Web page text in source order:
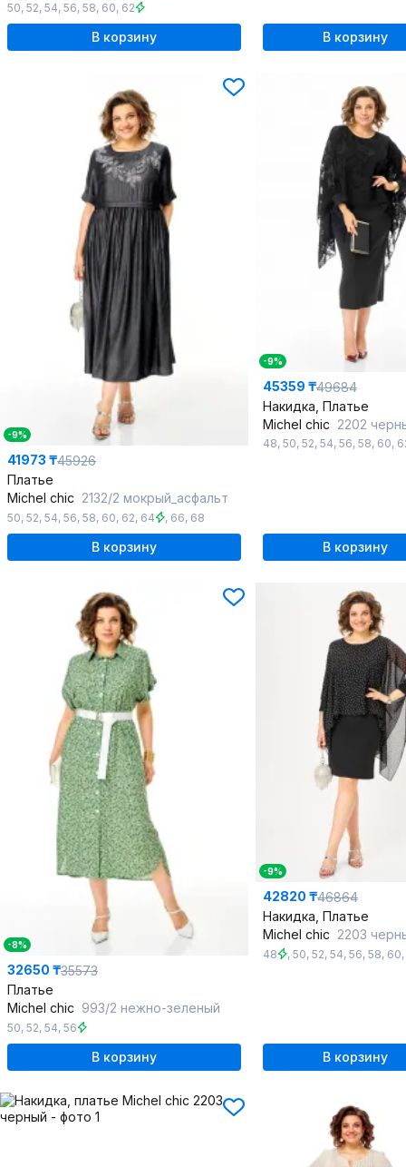
50, 52, 54, 56, 58, 60, 62
В корзину В корзину
-9%
41973 ₸45926
Платье
Michel chic 2132/2 мокрый_асфальт
50, 52, 54, 56, 58, 60, 62, 64 , 66, 68
В корзину
-9%
45359 ₸49684
Накидка, Платье
Michel chic 2202
48, 50, 52, 54, 56, 58, 60,
В корзину
-8%
32650 ₸35573
Платье
Michel chic 993/2 нежно-зеленый
50, 52, 54, 56
В корзину
-9%
42820 ₸46864
Накидка, Платье
Michel chic 2203
48 , 50, 52, 54, 56, 58, 60,
В корзину